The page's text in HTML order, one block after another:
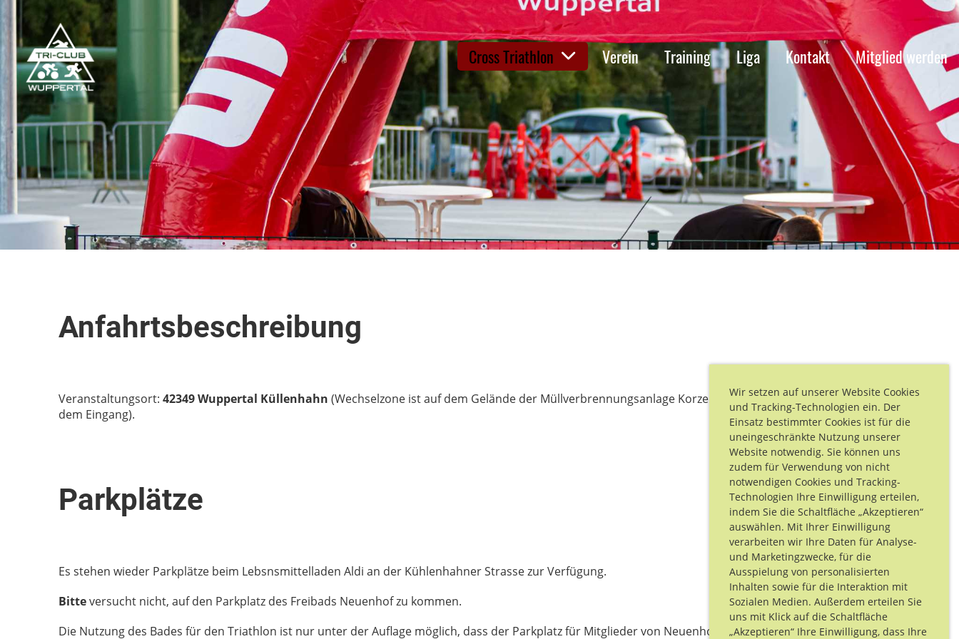
Wir setzen auf unserer Website Cookies
und Tracking-Technologien ein. Der
Einsatz bestimmter Cookies ist für die
uneingeschränkte Nutzung unserer
Website notwendig. Sie können uns
zudem für Verwendung von nicht
notwendigen Cookies und Tracking-
Technologien Ihre Einwilligung erteilen,
indem Sie die Schaltfläche „Akzeptieren“
auswählen. Mit Ihrer Einwilligung
verarbeiten wir Ihre Daten für Analyse-
und Marketingzwecke, für die
Ausspielung von personalisierten
Inhalten sowie für die Interaktion mit
Sozialen Medien. Außerdem erteilen Sie
uns mit Klick auf die Schaltfläche
„Akzeptieren“ Ihre Einwilligung, dass Ihre
Cross Triathlon Verein Training Liga Kontakt Mitglied werden
Anfahrtsbeschreibung
Veranstaltungsort: 42349 Wuppertal Küllenhahn (Wechselzone ist auf dem Gelände der Müllverbrennungsanlage Korzert, Startunterlagenausgabe ist vor
dem Eingang).
Parkplätze
Es stehen wieder Parkplätze beim Lebsnsmittelladen Aldi an der Kühlenhahner Strasse zur Verfügung.
Bitteversucht nicht, auf den Parkplatz des Freibads Neuenhof zu kommen.
Die Nutzung des Bades für den Triathlon ist nur unter der Auflage möglich, dass der Parkplatz für Mitglieder von Neuenhof freigehalten wird.